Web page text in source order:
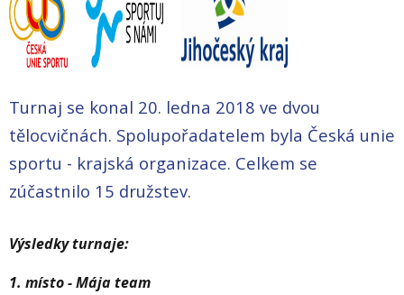
Turnaj se konal 20. ledna 2018 ve dvou
tělocvičnách. Spolupořadatelem byla Česká unie
sportu - krajská organizace. Celkem se
zúčastnilo 15 družstev.
Výsledky turnaje:
1. místo - Mája team